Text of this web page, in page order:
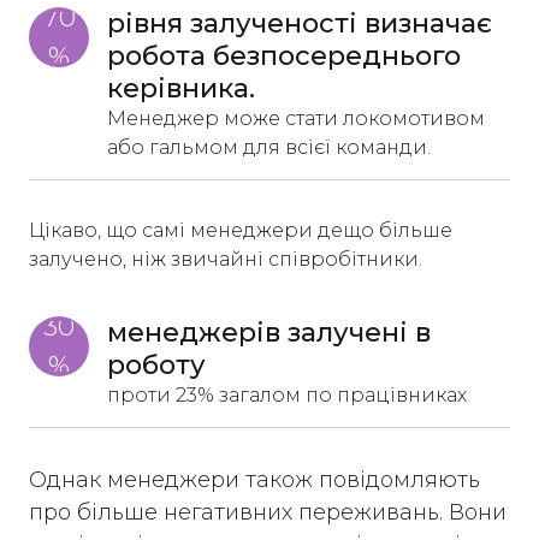
70
%
рівня залученості визначає
робота безпосереднього
керівника.
Менеджер може стати локомотивом
або гальмом для всієї команди.
Цікаво, що самі менеджери дещо більше
залучено, ніж звичайні співробітники.
30
%
менеджерів залучені в
роботу
проти 23% загалом по працівниках
Однак менеджери також повідомляють
про більше негативних переживань. Вони